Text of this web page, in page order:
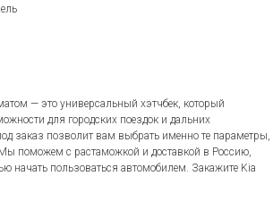
— это универсальный хэтчбек, который
для городских поездок и дальних
заказ позволит вам выбрать именно те параметры,
поможем с растаможкой и доставкой в Россию,
начать пользоваться автомобилем. Закажите Kia